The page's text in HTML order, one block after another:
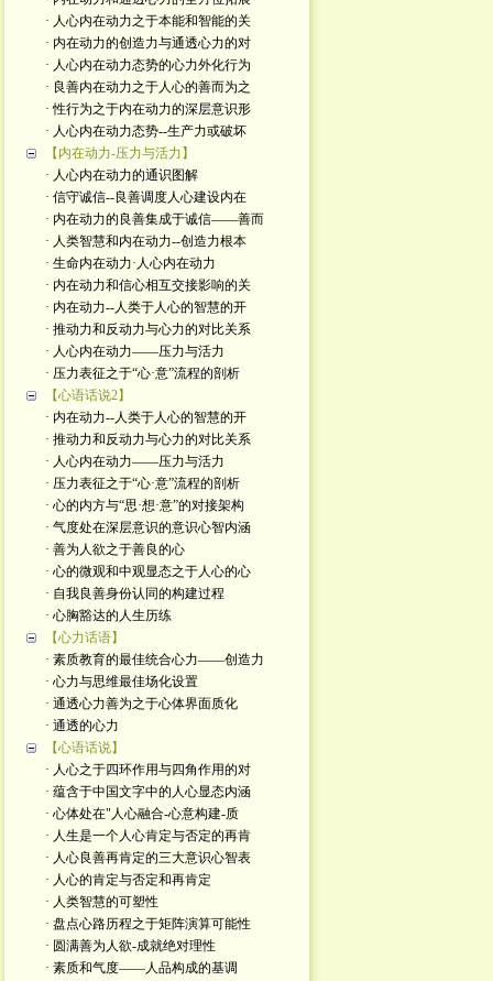
· 人心内在动力之于本能和智能的关
· 内在动力的创造力与通透心力的对
· 人心内在动力态势的心力外化行为
· 良善内在动力之于人心的善而为之
· 性行为之于内在动力的深层意识形
· 人心内在动力态势--生产力或破坏
【内在动力-压力与活力】
· 人心内在动力的通识图解
· 信守诚信--良善调度人心建设内在
· 内在动力的良善集成于诚信——善而
· 人类智慧和内在动力--创造力根本
· 生命内在动力·人心内在动力
· 内在动力和信心相互交接影响的关
· 内在动力--人类于人心的智慧的开
· 推动力和反动力与心力的对比关系
· 人心内在动力——压力与活力
· 压力表征之于“心·意”流程的剖析
【心语话说2】
· 内在动力--人类于人心的智慧的开
· 推动力和反动力与心力的对比关系
· 人心内在动力——压力与活力
· 压力表征之于“心·意”流程的剖析
· 心的内方与“思·想·意”的对接架构
· 气度处在深层意识的意识心智内涵
· 善为人欲之于善良的心
· 心的微观和中观显态之于人心的心
· 自我良善身份认同的构建过程
· 心胸豁达的人生历练
【心力话语】
· 素质教育的最佳统合心力——创造力
· 心力与思维最佳场化设置
· 通透心力善为之于心体界面质化
· 通透的心力
【心语话说】
· 人心之于四环作用与四角作用的对
· 蕴含于中国文字中的人心显态内涵
· 心体处在"人心融合-心意构建-质
· 人生是一个人心肯定与否定的再肯
· 人心良善再肯定的三大意识心智表
· 人心的肯定与否定和再肯定
· 人类智慧的可塑性
· 盘点心路历程之于矩阵演算可能性
· 圆满善为人欲-成就绝对理性
· 素质和气度——人品构成的基调